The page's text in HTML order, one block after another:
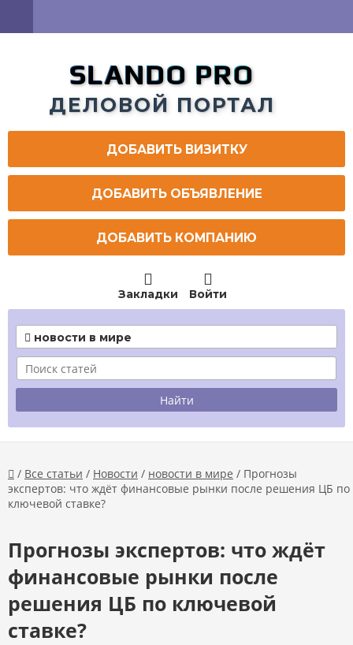
SLANDO PRO
ДЕЛОВОЙ ПОРТАЛ
ДОБАВИТЬ ВИЗИТКУ
ДОБАВИТЬ ОБЪЯВЛЕНИЕ
ДОБАВИТЬ КОМПАНИЮ

Закладки

Войти
 новости в мире
 / Все статьи / Новости / новости в мире / Прогнозы
экспертов: что ждёт финансовые рынки после решения ЦБ по
ключевой ставке?
Прогнозы экспертов: что ждёт
финансовые рынки после
решения ЦБ по ключевой
ставке?